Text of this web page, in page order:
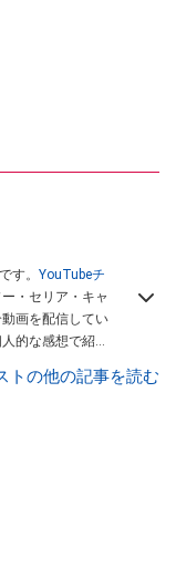
す。 YouTubeチ
・セリア・キャ
画を配信してい
的な感想で紹介
トの他の記事を読む